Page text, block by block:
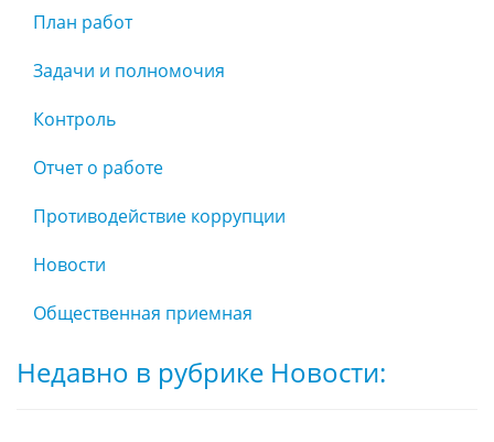
План работ
Задачи и полномочия
Контроль
Отчет о работе
Противодействие коррупции
Новости
Общественная приемная
Недавно в рубрике Новости: